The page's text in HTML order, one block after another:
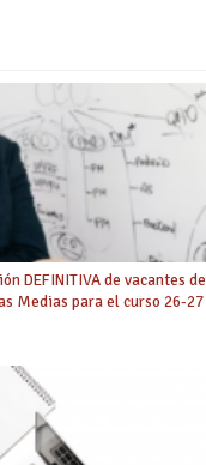
DEFINITIVA de vacantes de
Medias para el curso 26-27